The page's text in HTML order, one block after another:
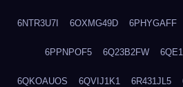
6NTR3U7I 6OXMG49D 6PHYGAFF
6PPNPOF5 6Q23B2FW
6QKOAUOS 6QVIJ1K1 6R431JL5